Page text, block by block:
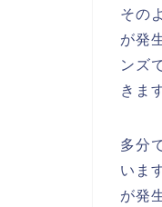
その
が発
ンズ
きま
多分
いま
が発